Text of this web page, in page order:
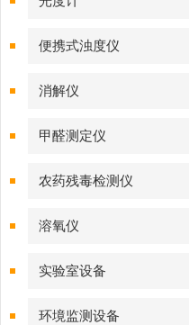
便携式浊度仪
消解仪
甲醛测定仪
农药残毒检测仪
溶氧仪
实验室设备
环境监测设备